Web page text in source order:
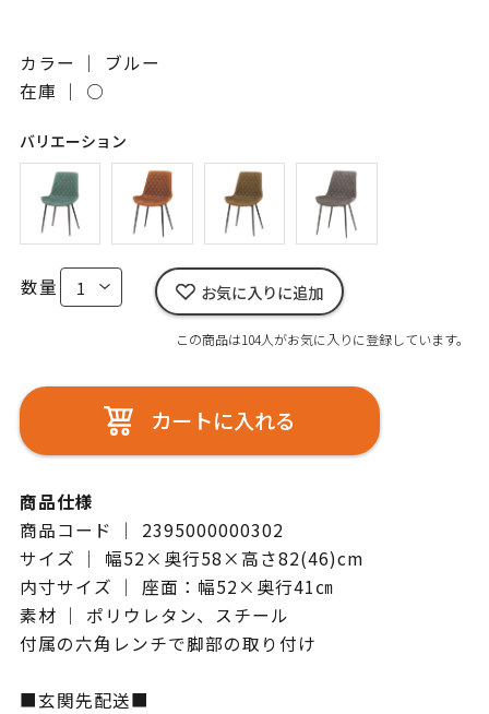
カラー ｜ ブルー
在庫 ｜ ○
バリエーション
数量 お気に入りに追加
この商品は104人がお気に入りに登録しています。
カートに入れる
商品仕様
商品コード ｜ 2395000000302
サイズ ｜ 幅52×奥行58×高さ82(46)cm
内寸サイズ ｜ 座面：幅52×奥行41㎝
素材 ｜ ポリウレタン、スチール
付属の六角レンチで脚部の取り付け
■玄関先配送■